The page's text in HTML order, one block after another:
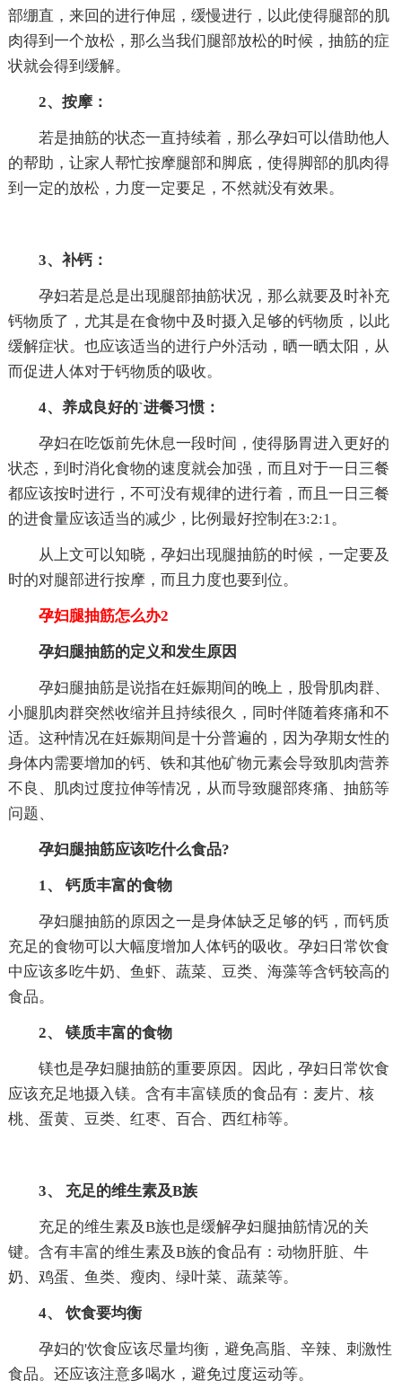
部绷直，来回的进行伸屈，缓慢进行，以此使得腿部的肌
肉得到一个放松，那么当我们腿部放松的时候，抽筋的症
状就会得到缓解。
2、按摩：
若是抽筋的状态一直持续着，那么孕妇可以借助他人
的帮助，让家人帮忙按摩腿部和脚底，使得脚部的肌肉得
到一定的放松，力度一定要足，不然就没有效果。
3、补钙：
孕妇若是总是出现腿部抽筋状况，那么就要及时补充
钙物质了，尤其是在食物中及时摄入足够的钙物质，以此
缓解症状。也应该适当的进行户外活动，晒一晒太阳，从
而促进人体对于钙物质的吸收。
4、养成良好的`进餐习惯：
孕妇在吃饭前先休息一段时间，使得肠胃进入更好的
状态，到时消化食物的速度就会加强，而且对于一日三餐
都应该按时进行，不可没有规律的进行着，而且一日三餐
的进食量应该适当的减少，比例最好控制在3:2:1。
从上文可以知晓，孕妇出现腿抽筋的时候，一定要及
时的对腿部进行按摩，而且力度也要到位。
孕妇腿抽筋怎么办2
孕妇腿抽筋的定义和发生原因
孕妇腿抽筋是说指在妊娠期间的晚上，股骨肌肉群、
小腿肌肉群突然收缩并且持续很久，同时伴随着疼痛和不
适。这种情况在妊娠期间是十分普遍的，因为孕期女性的
身体内需要增加的钙、铁和其他矿物元素会导致肌肉营养
不良、肌肉过度拉伸等情况，从而导致腿部疼痛、抽筋等
问题、
孕妇腿抽筋应该吃什么食品?
1、 钙质丰富的食物
孕妇腿抽筋的原因之一是身体缺乏足够的钙，而钙质
充足的食物可以大幅度增加人体钙的吸收。孕妇日常饮食
中应该多吃牛奶、鱼虾、蔬菜、豆类、海藻等含钙较高的
食品。
2、 镁质丰富的食物
镁也是孕妇腿抽筋的重要原因。因此，孕妇日常饮食
应该充足地摄入镁。含有丰富镁质的食品有：麦片、核
桃、蛋黄、豆类、红枣、百合、西红柿等。
3、 充足的维生素及B族
充足的维生素及B族也是缓解孕妇腿抽筋情况的关
键。含有丰富的维生素及B族的食品有：动物肝脏、牛
奶、鸡蛋、鱼类、瘦肉、绿叶菜、蔬菜等。
4、 饮食要均衡
孕妇的'饮食应该尽量均衡，避免高脂、辛辣、刺激性
食品。还应该注意多喝水，避免过度运动等。